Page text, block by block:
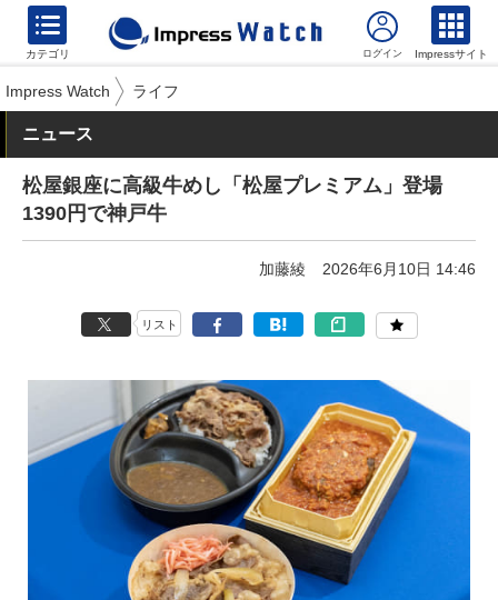
カテゴリ Impressサイト
Impress Watch ライフ
ニュース
松屋銀座に高級牛めし「松屋プレミアム」登場
1390円で神戸牛
加藤綾 2026年6月10日 14:46
リスト